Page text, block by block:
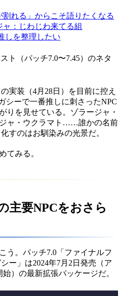
れる」からこそ語りたくなる
：じわじわ来てる組
しを整理したい
ト（パッチ7.0〜7.45）のネタ
実装（4月28日）を目前に控え
シーで一番推しに刺さったNPC
りを見せている。ゾラージャ・
ャ・ウクラマト……誰かの名前
すのはお馴染みの光景だ。
てみる。
主要NPCをおさら
う。パッチ7.0「ファイナルフ
ー」は2024年7月2日発売（ア
）の最新拡張パッケージだ。